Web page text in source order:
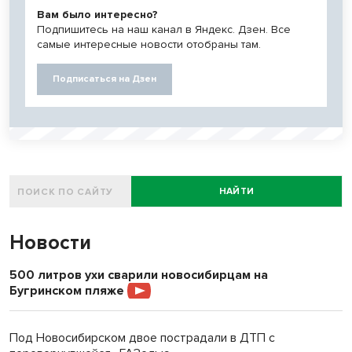
Вам было интересно?
Подпишитесь на наш канал в Яндекс. Дзен. Все
самые интересные новости отобраны там.
Подписаться на Дзен
НАЙТИ
Новости
500 литров ухи сварили новосибирцам на
Бугринском пляже
Под Новосибирском двое пострадали в ДТП с